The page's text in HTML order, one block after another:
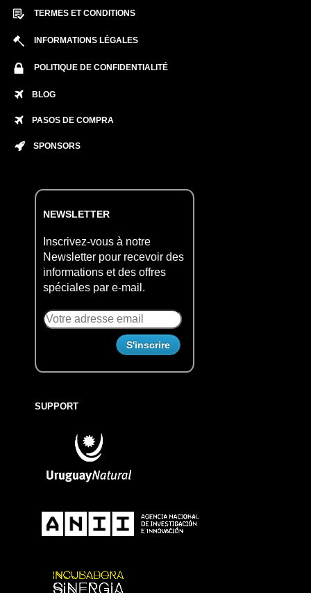
TERMES ET CONDITIONS
INFORMATIONS LÉGALES
POLITIQUE DE CONFIDENTIALITÉ
BLOG
PASOS DE COMPRA
SPONSORS
NEWSLETTER
Inscrivez-vous à notre
Newsletter pour recevoir des
informations et des offres
spéciales par e-mail.
SUPPORT